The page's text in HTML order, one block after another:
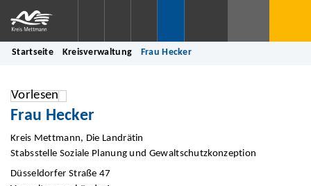
Startseite Kreisverwaltung Frau Hecker
Vorlesen
Frau Hecker
Kreis Mettmann, Die Landrätin
Stabsstelle Soziale Planung und Gewaltschutzkonzeption
Düsseldorfer Straße 47